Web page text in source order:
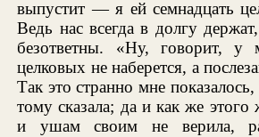
выпустит — я ей семнадцать
Ведь нас всегда в долгу
безответны. «Ну, говорит, у
целковых не наберется, а
Так это странно мне
тому сказала; да и как же
и ушам своим не верила,